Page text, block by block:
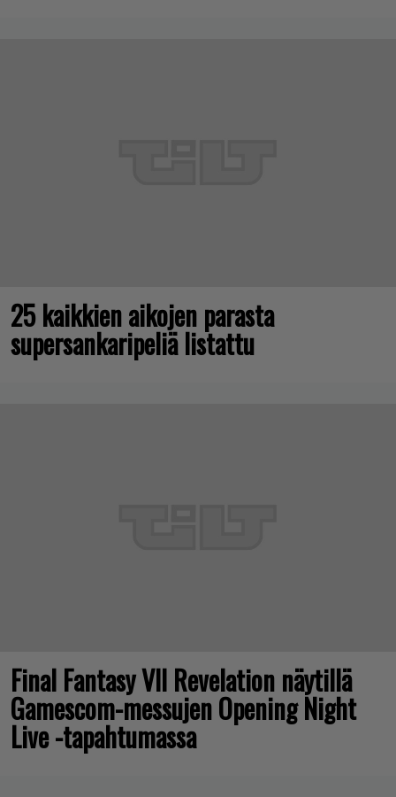
25 kaikkien aikojen parasta
supersankaripeliä listattu
Final Fantasy VII Revelation näytillä
Gamescom-messujen Opening Night
Live -tapahtumassa